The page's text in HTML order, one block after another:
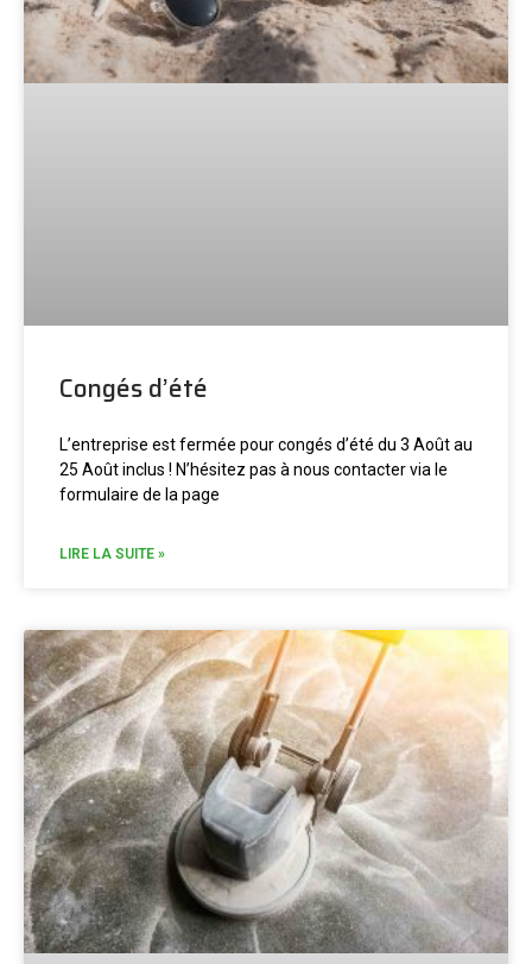
Congés d’été
L’entreprise est fermée pour congés d’été du 3 Août au
25 Août inclus ! N’hésitez pas à nous contacter via le
formulaire de la page
LIRE LA SUITE »